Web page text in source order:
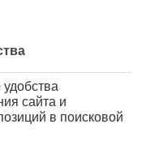
сайта и
в поисковой